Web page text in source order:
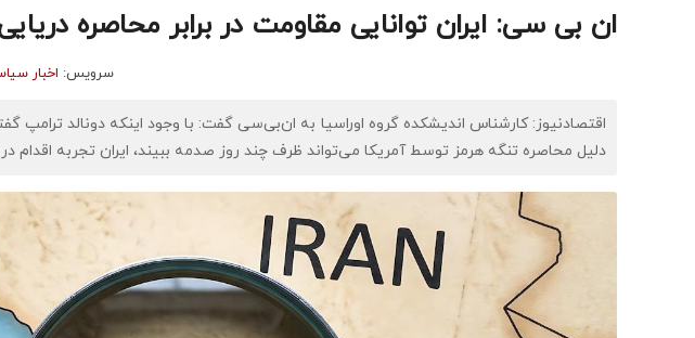
ان بی سی: ایران توانایی مقاومت در برابر محاصره دریایی
سرویس: اخبار
اقتصادنیوز: کارشناس اندیشکده گروه اوراسیا به ان‌بی‌سی گفت: با وجود اینکه دونالد ترامپ
دلیل محاصره تنگه هرمز توسط آمریکا می‌تواند ظرف چند روز صدمه ببیند، ایران تجربه اقدام در